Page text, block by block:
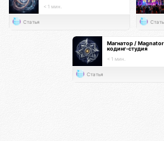
< 1 мин.
Статья
Магнатор /
кодинг-студия
< 1 мин.
Статья